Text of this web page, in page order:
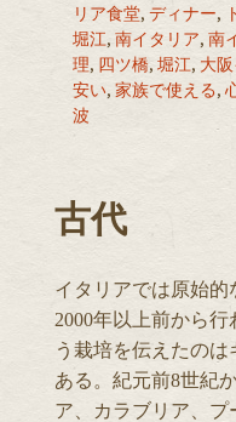
リア食堂, ディナー,
堀江, 南イタリア, 南
理, 四ツ橋, 堀江, 大
安い, 家族で使える,
波
古代
イタリアでは原始
2000年以上前から
う栽培を伝えたの
ある。紀元前8世紀
ア、カラブリア、